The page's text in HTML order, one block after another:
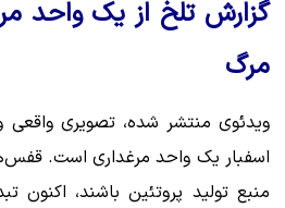
گزارش تلخ از یک واحد
مرگ
ویدئوی منتشر شده، تصویری
اسفبار یک واحد مرغداری است.
منبع تولید پروتئین باشند،